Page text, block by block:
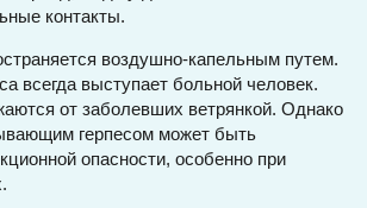
контакты.
воздушно-капельным путем.
всегда выступает больной человек.
от заболевших ветрянкой. Однако
герпесом может быть
опасности, особенно при